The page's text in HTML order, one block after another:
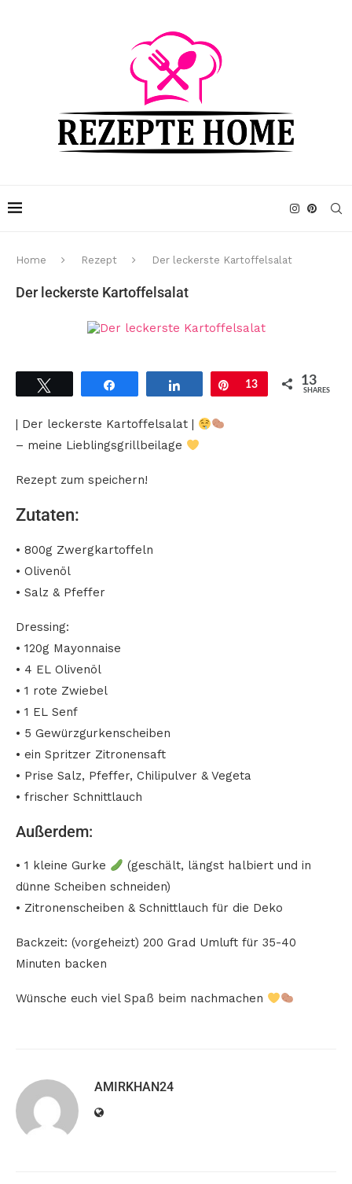
Home Rezept Der leckerste Kartoffelsalat
Der leckerste Kartoffelsalat
Pin
13 13
SHARES
| Der leckerste Kartoffelsalat |
– meine Lieblingsgrillbeilage
Rezept zum speichern!
Zutaten:
• 800g Zwergkartoffeln
• Olivenöl
• Salz & Pfeffer
Dressing:
• 120g Mayonnaise
• 4 EL Olivenöl
• 1 rote Zwiebel
• 1 EL Senf
• 5 Gewürzgurkenscheiben
• ein Spritzer Zitronensaft
• Prise Salz, Pfeffer, Chilipulver & Vegeta
• frischer Schnittlauch
Außerdem:
• 1 kleine Gurke
(geschält, längst halbiert und in
dünne Scheiben schneiden)
• Zitronenscheiben & Schnittlauch für die Deko
Backzeit: (vorgeheizt) 200 Grad Umluft für 35-40
Minuten backen
Wünsche euch viel Spaß beim nachmachen
AMIRKHAN24